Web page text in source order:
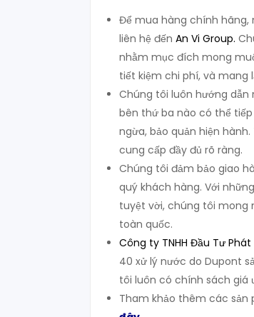
Để mua hàng chính hãng,
liên hệ đến An Vi Group.
nhằm mục đích mong
tiết kiệm chi phí, và mang
Chúng tôi luôn hướng dẫn
bên thứ ba nào có thể
ngừa, bảo quản hiện
cung cấp đầy đủ rõ ràng.
Chúng tôi đảm bảo giao
quý khách hàng. Với
tuyệt vời, chúng tôi mong
toàn quốc.
Công ty TNHH Đầu Tư Phát
40 xử lý nước do Dupont
tôi luôn có chính sách
Tham khảo thêm các sản